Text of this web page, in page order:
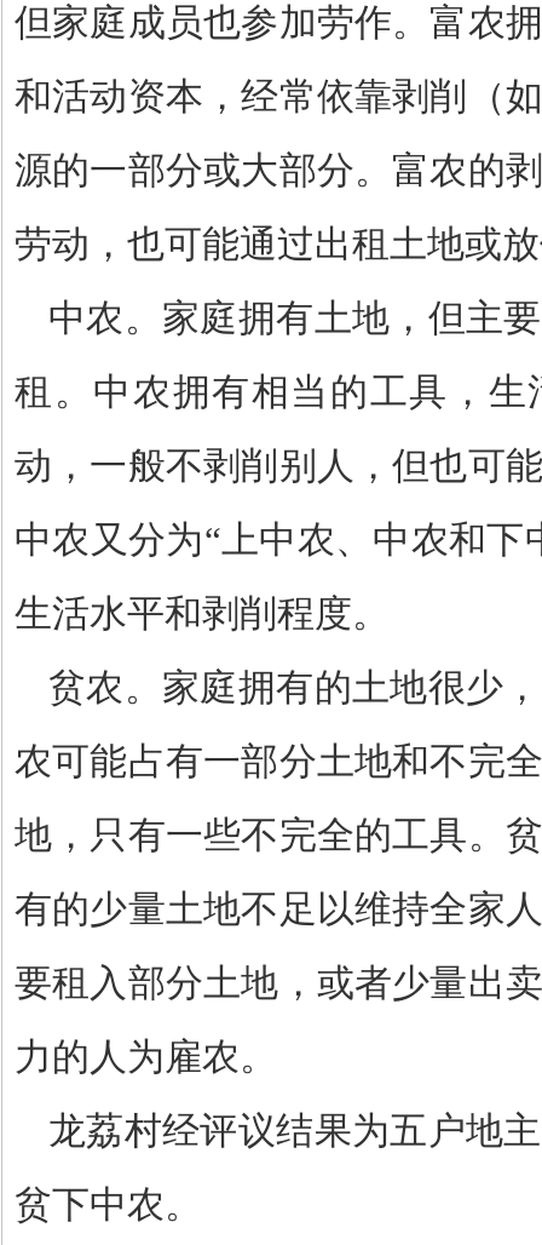
但家庭成员也参加劳作。富农
和活动资本，经常依靠剥削（
源的一部分或大部分。富农的
劳动，也可能通过出租土地或
中农。家庭拥有土地，但主
租。中农拥有相当的工具，
动，一般不剥削别人，但也可
中农又分为“ 上中农、中农和下
生活水平和剥削程度。
贫农。家庭拥有的土地很少
农可能占有一部分土地和不完
地，只有一些不完全的工具。
有的少量土地不足以维持全家
要租入部分土地，或者少量出
力的人为雇农。
龙荔村经评议结果为五户地
贫下中农。